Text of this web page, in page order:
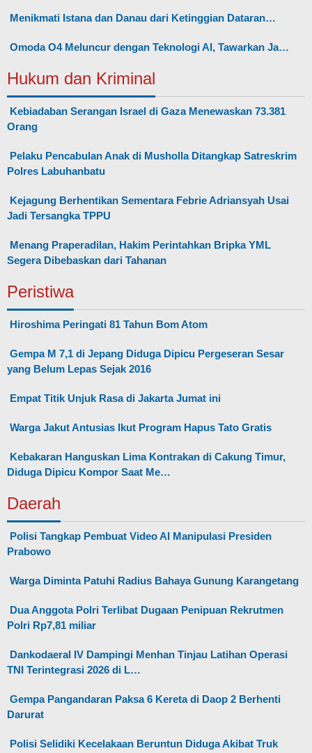
Menikmati Istana dan Danau dari Ketinggian Dataran…
Omoda O4 Meluncur dengan Teknologi AI, Tawarkan Ja…
Hukum dan Kriminal
Kebiadaban Serangan Israel di Gaza Menewaskan 73.381
Orang
Pelaku Pencabulan Anak di Musholla Ditangkap Satreskrim
Polres Labuhanbatu
Kejagung Berhentikan Sementara Febrie Adriansyah Usai
Jadi Tersangka TPPU
Menang Praperadilan, Hakim Perintahkan Bripka YML
Segera Dibebaskan dari Tahanan
Peristiwa
Hiroshima Peringati 81 Tahun Bom Atom
Gempa M 7,1 di Jepang Diduga Dipicu Pergeseran Sesar
yang Belum Lepas Sejak 2016
Empat Titik Unjuk Rasa di Jakarta Jumat ini
Warga Jakut Antusias Ikut Program Hapus Tato Gratis
Kebakaran Hanguskan Lima Kontrakan di Cakung Timur,
Diduga Dipicu Kompor Saat Me…
Daerah
Polisi Tangkap Pembuat Video AI Manipulasi Presiden
Prabowo
Warga Diminta Patuhi Radius Bahaya Gunung Karangetang
Dua Anggota Polri Terlibat Dugaan Penipuan Rekrutmen
Polri Rp7,81 miliar
Dankodaeral IV Dampingi Menhan Tinjau Latihan Operasi
TNI Terintegrasi 2026 di L…
Gempa Pangandaran Paksa 6 Kereta di Daop 2 Berhenti
Darurat
Polisi Selidiki Kecelakaan Beruntun Diduga Akibat Truk